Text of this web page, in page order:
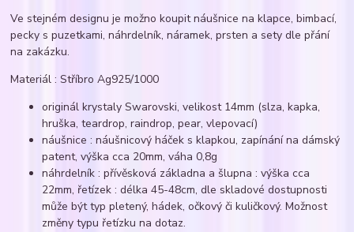
Ve stejném designu je možno koupit náušnice na klapce, bimbací,
pecky s puzetkami, náhrdelník, náramek, prsten a sety dle přání
na zakázku.
Materiál : Stříbro Ag925/1000
originál krystaly Swarovski, velikost 14mm (slza, kapka,
hruška, teardrop, raindrop, pear, vlepovací)
náušnice : náušnicový háček s klapkou, zapínání na dámský
patent, výška cca 20mm, váha 0,8g
náhrdelník : přívěsková základna a šlupna : výška cca
22mm, řetízek : délka 45-48cm, dle skladové dostupnosti
může být typ pletený, hádek, očkový či kuličkový. Možnost
změny typu řetízku na dotaz.